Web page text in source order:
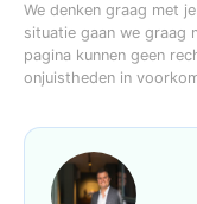
We denken graag met
situatie gaan we graag
pagina kunnen geen
onjuistheden in